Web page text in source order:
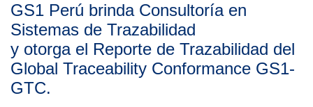
GS1 Perú brinda Consultoría en
Sistemas de Trazabilidad
y otorga el Reporte de Trazabilidad del
Global Traceability Conformance GS1-
GTC.